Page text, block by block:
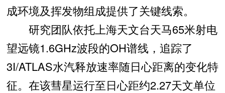
成环境及挥发物组成提供了关键线索。
研究团队依托上海天文台天马65米射电
望远镜1.6GHz波段的OH谱线，追踪了
3I/ATLAS水汽释放速率随日心距离的变化特
征。在该彗星运行至日心距约2.27天文单位